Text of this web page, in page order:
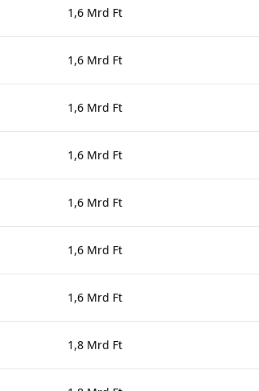
1,6 Mrd Ft
1,6 Mrd Ft
1,6 Mrd Ft
1,6 Mrd Ft
1,6 Mrd Ft
1,6 Mrd Ft
1,6 Mrd Ft
1,8 Mrd Ft